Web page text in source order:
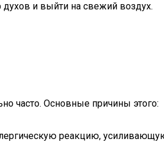
духов и выйти на свежий воздух.
часто. Основные причины этого:
реакцию,